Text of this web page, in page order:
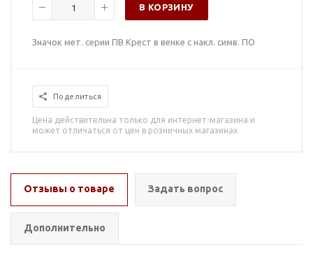
В КОРЗИНУ
Значок мет. серии ПВ Крест в венке с накл. симв. ПО
Поделиться
Цена действительна только для интернет-магазина и
может отличаться от цен в розничных магазинах
Отзывы о товаре Задать вопрос
Дополнительно